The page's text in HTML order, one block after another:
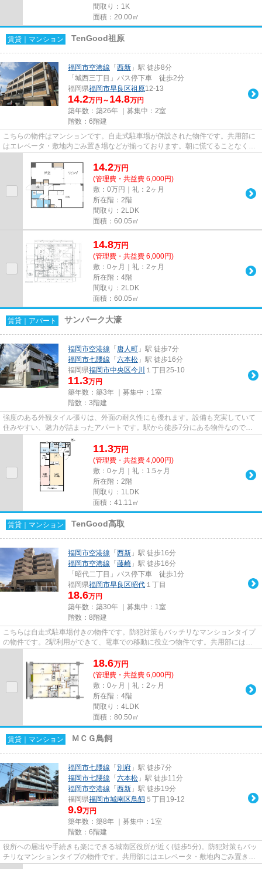
間取り：1K
面積：20.00㎡
賃貸｜マンション TenGood祖原
福岡市空港線 「 西新 」駅 徒歩8分
「城西三丁目」バス停下車 徒歩2分
福岡県福岡市早良区祖原12-13
14.2万円～ 14.8万円
築年数：築26年 ｜募集中： 2室
階数：6階建
こちらの物件はマンションです。自走式駐車場が併設された物件です。共用部に
はエレベータ・敷地内ごみ置き場などが揃っております。朝に慌てることなく行
14.2万円
(管理費・共益費 6,000円)
敷：0万円｜礼：2ヶ月
所在階：2階
間取り：2LDK
面積：60.05㎡
14.8万円
(管理費・共益費 6,000円)
敷：0ヶ月｜礼：2ヶ月
所在階：4階
間取り：2LDK
面積：60.05㎡
賃貸｜アパート サンパーク大濠
福岡市空港線 「 唐人町 」駅 徒歩7分
福岡市七隈線 「 六本松 」駅 徒歩16分
福岡県福岡市中央区今川 １丁目25-10
11.3万円
築年数：築3年 ｜募集中： 1室
階数：3階建
強度のある外観タイル張りは、外面の耐久性にも優れます。設備も充実していて
住みやすい、魅力が詰まったアパートです。駅から徒歩7分にある物件なので、
電車利用が多い方にオススメで...
11.3万円
(管理費・共益費 4,000円)
敷：0ヶ月｜礼：1.5ヶ月
所在階：2階
間取り：1LDK
面積：41.11㎡
賃貸｜マンション TenGood高取
福岡市空港線 「 西新 」駅 徒歩16分
福岡市空港線 「 藤崎 」駅 徒歩16分
「昭代二丁目」バス停下車 徒歩1分
福岡県福岡市早良区昭代 １丁目
18.6万円
築年数：築30年 ｜募集中： 1室
階数：8階建
こちらは自走式駐車場付きの物件です。防犯対策もバッチリなマンションタイプ
の物件です。2駅利用ができて、電車での移動に役立つ物件です。共用部にはエ
18.6万円
(管理費・共益費 6,000円)
敷：0ヶ月｜礼：2ヶ月
所在階：4階
間取り：4LDK
面積：80.50㎡
賃貸｜マンション ＭＣＧ鳥飼
福岡市七隈線 「 別府 」駅 徒歩7分
福岡市七隈線 「 六本松 」駅 徒歩11分
福岡市空港線 「 西新 」駅 徒歩19分
福岡県福岡市城南区鳥飼 ５丁目19-12
9.9万円
築年数：築8年 ｜募集中： 1室
階数：6階建
役所への届出や手続きも楽にできる城南区役所が近く(徒歩5分)。防犯対策もバッ
チリなマンションタイプの物件です。共用部にはエレベータ・敷地内ごみ置き場